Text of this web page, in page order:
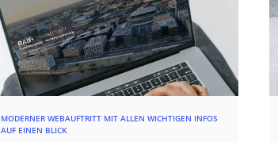
MODERNER WEBAUFTRITT MIT ALLEN WICHTIGEN INFOS
AUF EINEN BLICK